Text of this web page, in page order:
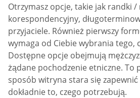
Otrzymasz opcje, takie jak randki /
korespondencyjny,
przyjaciele. Również pierwszy
wymaga od Ciebie wybrania tego,
Dostępne opcje obejmują
żądane pochodzenie etniczne. To
sposób witryna stara się
dokładnie to, czego potrzebują.